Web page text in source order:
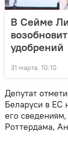
В Сейме
удобрений
31 марта, 10:10
Депутат
Беларуси в ЕС
его
Роттердама,